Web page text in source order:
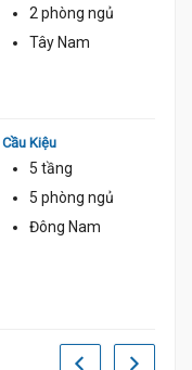
2 phòng ngủ
Tây Nam
Cầu Kiệu
5 tầng
5 phòng ngủ
Đông Nam